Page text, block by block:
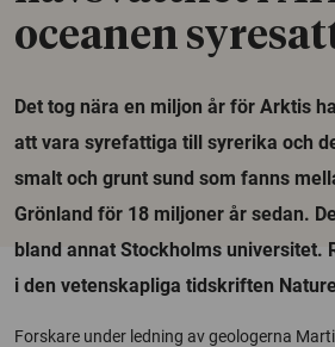
oceanen
Det tog nära en miljon år för Arktis
att vara syrefattiga till syrerika och
smalt och grunt sund som fanns
Grönland för 18 miljoner år sedan.
bland annat Stockholms universitet.
i den vetenskapliga tidskriften
Forskare under ledning av geologerna